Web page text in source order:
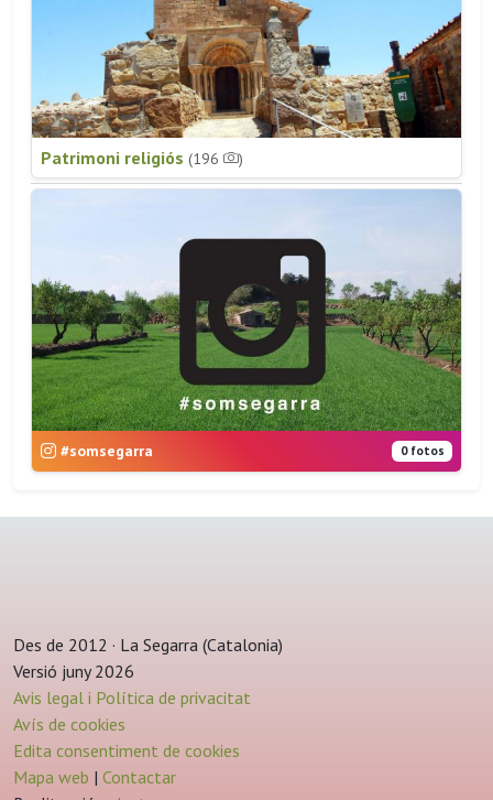
Patrimoni religiós (196 )
#somsegarra 0 fotos
Des de 2012 · La Segarra (Catalonia)
Versió juny 2026
Avis legal i Política de privacitat
Avís de cookies
Edita consentiment de cookies
Mapa web | Contactar